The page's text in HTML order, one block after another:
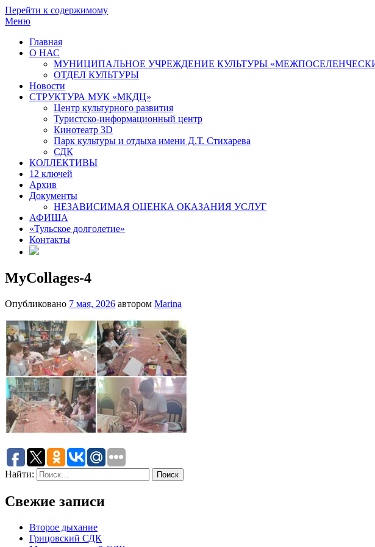
Перейти к содержимому
Меню
Главная
О НАС
МУНИЦИПАЛЬНОЕ УЧРЕЖДЕНИЕ КУЛЬТУРЫ
ОТДЕЛ КУЛЬТУРЫ
Новости
СТРУКТУРА МУК «МКДЦ»
Центр культурного развития
Туристско-информационный центр
Кинотеатр 3D
Парк культуры и отдыха имени Д.Т. Стихарева
СДК
КОЛЛЕКТИВЫ
12 ключей
Архив
Документы
НЕЗАВИСИМАЯ ОЦЕНКА ОКАЗАНИЯ УСЛУГ
АФИША
«Тульское долголетие»
Контакты
MyCollages-4
Опубликовано 7 мая, 2026 автором Marina
Найти:
Свежие записи
Второе дыхание
Грицовский СДК